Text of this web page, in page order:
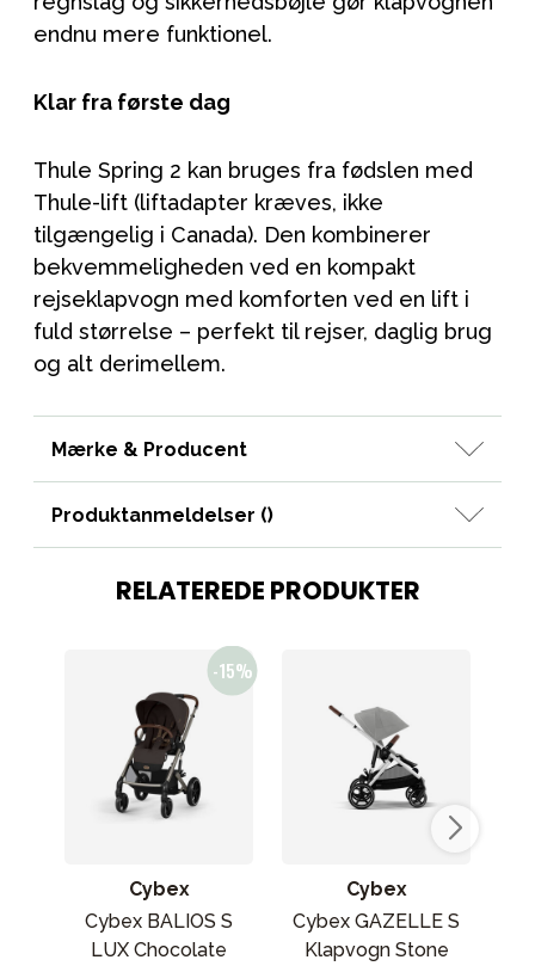
endnu mere funktionel.
Klar fra første dag
Thule Spring 2 kan bruges fra fødslen med
Thule-lift (liftadapter kræves, ikke
tilgængelig i Canada). Den kombinerer
bekvemmeligheden ved en kompakt
rejseklapvogn med komforten ved en lift i
fuld størrelse – perfekt til rejser, daglig brug
og alt derimellem.
Mærke & Producent
Produktanmeldelser ()
RELATEREDE PRODUKTER
Cybex
Cybex BALIOS S
LUX Chocolate
Cybex
Cybex GAZELLE S
Klapvogn Stone